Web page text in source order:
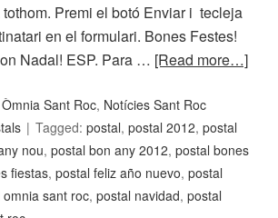
Premi el botó Enviar i tecleja
en el formulari. Bones Festes!
Nadal! ESP. Para … [Read more…]
Sant Roc, Notícies Sant Roc
Tagged:postal,postal 2012,postal
nou,postal bon any 2012,postal bones
fiestas,postal feliz año nuevo,postal
sant roc,postal navidad,postal